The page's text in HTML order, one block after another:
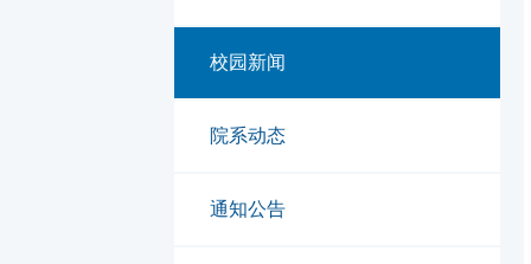
校园新闻
院系动态
通知公告